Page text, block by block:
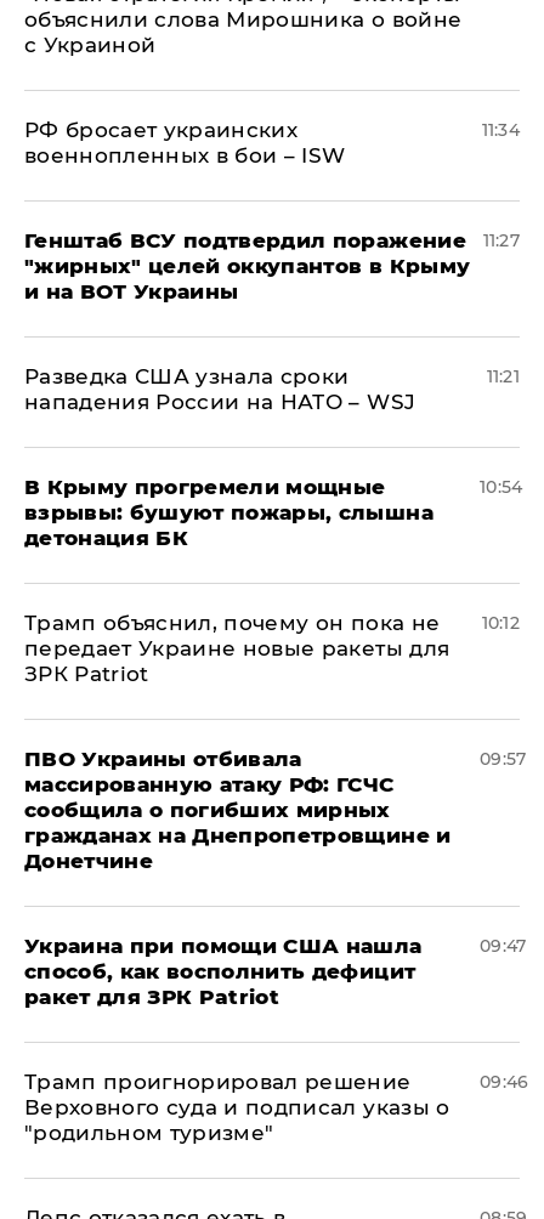
объяснили слова Мирошника о войне
с Украиной
РФ бросает украинских
военнопленных в бои – ISW
11:34
Генштаб ВСУ подтвердил поражение
"жирных" целей оккупантов в Крыму
и на ВОТ Украины
11:27
Разведка США узнала сроки
нападения России на НАТО – WSJ
11:21
В Крыму прогремели мощные
взрывы: бушуют пожары, слышна
детонация БК
10:54
Трамп объяснил, почему он пока не
передает Украине новые ракеты для
ЗРК Patriot
10:12
ПВО Украины отбивала
массированную атаку РФ: ГСЧС
сообщила о погибших мирных
гражданах на Днепропетровщине и
Донетчине
09:57
Украина при помощи США нашла
способ, как восполнить дефицит
ракет для ЗРК Patriot
09:47
Трамп проигнорировал решение
Верховного суда и подписал указы о
"родильном туризме"
09:46